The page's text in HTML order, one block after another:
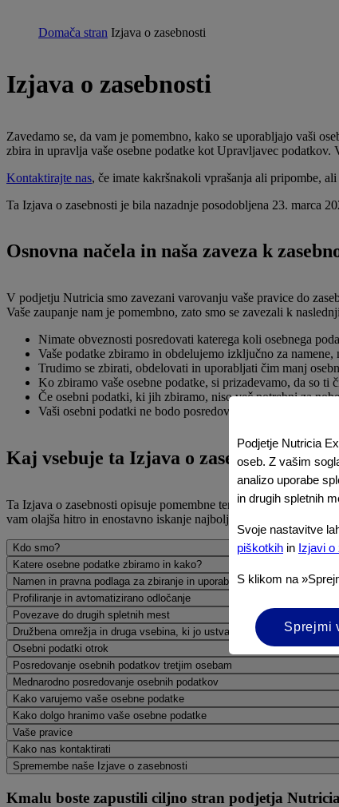
Domača stran Izjava o zasebnosti
Izjava o zasebnosti
Zavedamo se, da vam je pomembno, kako se uporabljajo vaši
zbira in upravlja vaše osebne podatke kot Upravljavec
Kontaktirajte nas, če imate kakršnakoli vprašanja ali pripombe,
Ta Izjava o zasebnosti je bila nazadnje posodobljena 23. marca
Osnovna načela in naša zaveza k
V podjetju Nutricia smo zavezani varovanju vaše pravice do
Vaše zaupanje nam je pomembno, zato smo se zavezali k
Nimate obveznosti posredovati katerega koli osebnega
Vaše podatke zbiramo in obdelujemo izključno za
Trudimo se zbirati, obdelovati in uporabljati čim manj
Ko zbiramo vaše osebne podatke, si prizadevamo, da so ti
Če osebni podatki, ki jih zbiramo, niso več potrebni za
Vaši osebni podatki ne bodo posredovani, prodani, oddani
Kaj vsebuje ta Izjava o zasebnosti:
Ta Izjava o zasebnosti opisuje pomembne teme v zvezi z
vam olajša hitro in enostavno iskanje najbolj relevantnih
Kdo smo?
Katere osebne podatke zbiramo in kako?
Namen in pravna podlaga za zbiranje in uporabo osebnih podatkov
Profiliranje in avtomatizirano odločanje
Povezave do drugih spletnih mest
Družbena omrežja in druga vsebina, ki jo ustvarijo uporabniki
Osebni podatki otrok
Posredovanje osebnih podatkov tretjim osebam
Mednarodno posredovanje osebnih podatkov
Kako varujemo vaše osebne podatke
Kako dolgo hranimo vaše osebne podatke
Vaše pravice
Kako nas kontaktirati
Spremembe naše Izjave o zasebnosti
Kmalu boste zapustili ciljno stran podjetja
Podjetje Nutricia
oseb. Z vašim
analizo uporabe
in drugih spletnih
Svoje nastavitve
piškotkih in Izjavi o
S klikom na
Sprejmi